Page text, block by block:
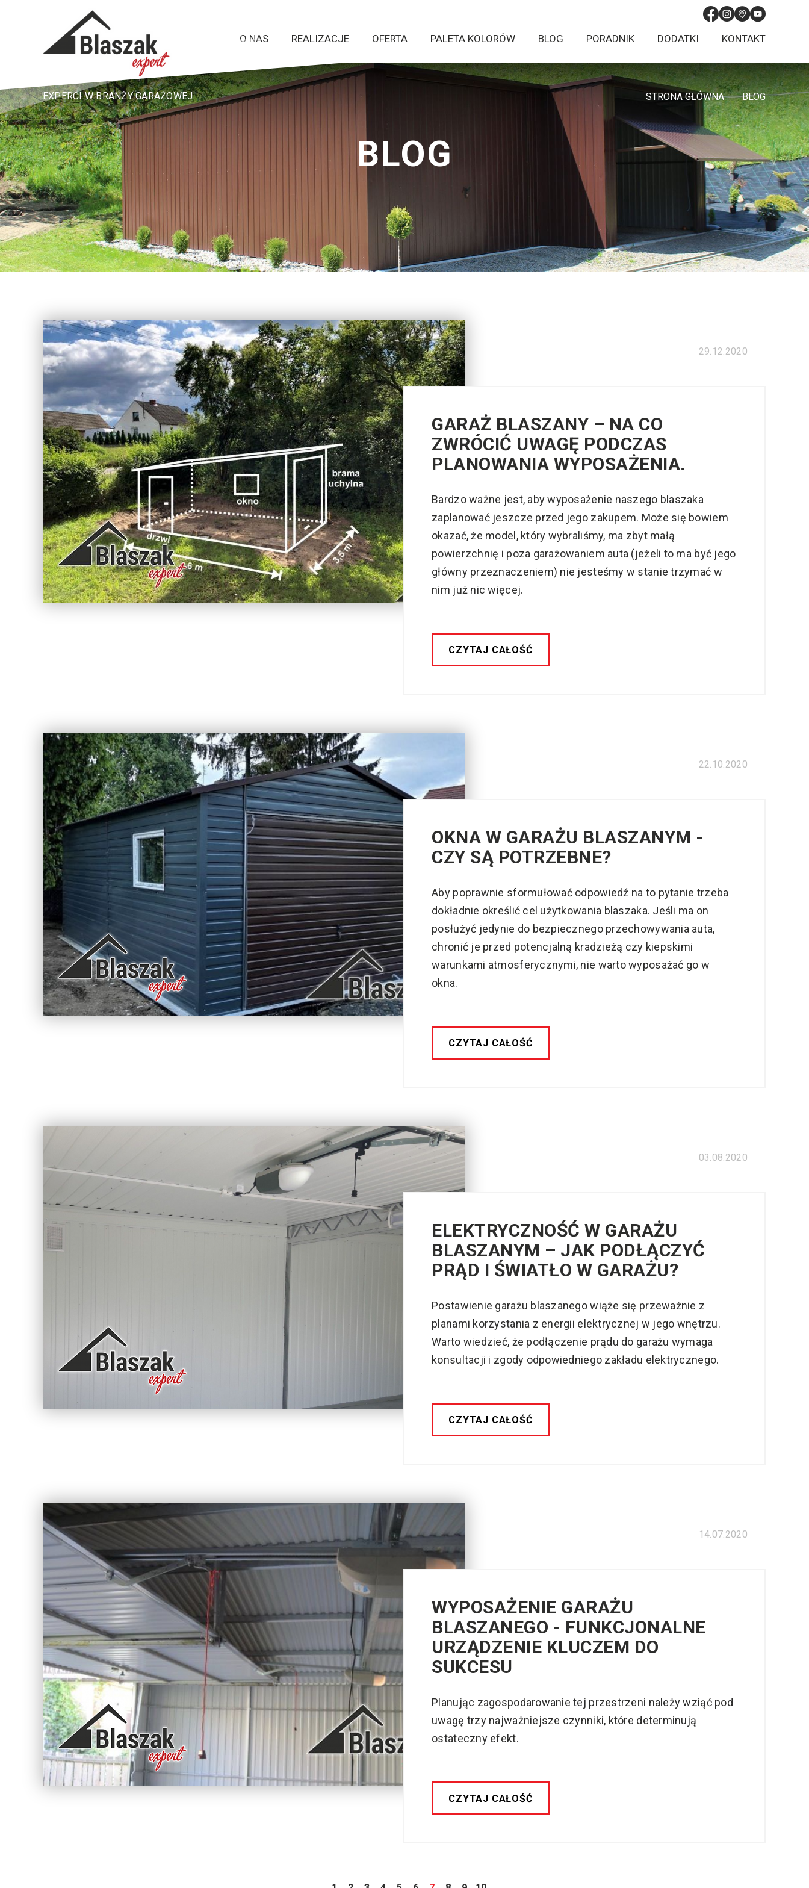
EXPERCI W BRANŻY GARAŻOWEJ
O NAS REALIZACJE OFERTA PALETA KOLORÓW BLOG PORADNIK DODATKI KONTAKT
BLOG
STRONA GŁÓWNA BLOG
29.12.2020
GARAŻ BLASZANY – NA CO
ZWRÓCIĆ UWAGĘ PODCZAS
PLANOWANIA WYPOSAŻENIA.
Bardzo ważne jest, aby wyposażenie naszego blaszaka
zaplanować jeszcze przed jego zakupem. Może się bowiem
okazać, że model, który wybraliśmy, ma zbyt małą
powierzchnię i poza garażowaniem auta (jeżeli to ma być jego
główny przeznaczeniem) nie jesteśmy w stanie trzymać w
nim już nic więcej.
CZYTAJ CAŁOŚĆ
22.10.2020
OKNA W GARAŻU BLASZANYM -
CZY SĄ POTRZEBNE?
Aby poprawnie sformułować odpowiedź na to pytanie trzeba
dokładnie określić cel użytkowania blaszaka. Jeśli ma on
posłużyć jedynie do bezpiecznego przechowywania auta,
chronić je przed potencjalną kradzieżą czy kiepskimi
warunkami atmosferycznymi, nie warto wyposażać go w
okna.
CZYTAJ CAŁOŚĆ
03.08.2020
ELEKTRYCZNOŚĆ W GARAŻU
BLASZANYM – JAK PODŁĄCZYĆ
PRĄD I ŚWIATŁO W GARAŻU?
Postawienie garażu blaszanego wiąże się przeważnie z
planami korzystania z energii elektrycznej w jego wnętrzu.
Warto wiedzieć, że podłączenie prądu do garażu wymaga
konsultacji i zgody odpowiedniego zakładu elektrycznego.
CZYTAJ CAŁOŚĆ
14.07.2020
WYPOSAŻENIE GARAŻU
BLASZANEGO - FUNKCJONALNE
URZĄDZENIE KLUCZEM DO
SUKCESU
Planując zagospodarowanie tej przestrzeni należy wziąć pod
uwagę trzy najważniejsze czynniki, które determinują
ostateczny efekt.
CZYTAJ CAŁOŚĆ